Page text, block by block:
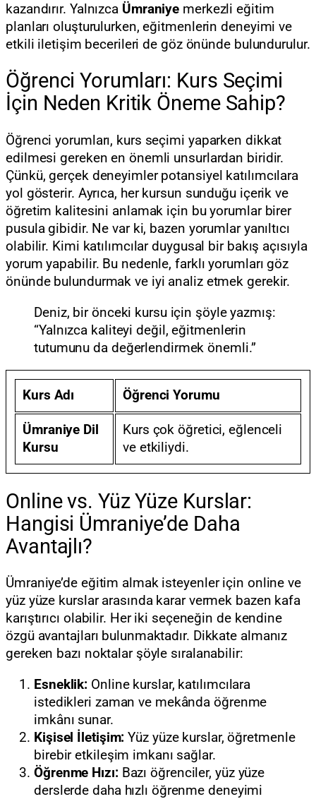
kazandırır. Yalnızca Ümraniye merkezli eğitim
planları oluşturulurken, eğitmenlerin deneyimi ve
etkili iletişim becerileri de göz önünde bulundurulur.
Öğrenci Yorumları: Kurs Seçimi
İçin Neden Kritik Öneme Sahip?
Öğrenci yorumları, kurs seçimi yaparken dikkat
edilmesi gereken en önemli unsurlardan biridir.
Çünkü, gerçek deneyimler potansiyel katılımcılara
yol gösterir. Ayrıca, her kursun sunduğu içerik ve
öğretim kalitesini anlamak için bu yorumlar birer
pusula gibidir. Ne var ki, bazen yorumlar yanıltıcı
olabilir. Kimi katılımcılar duygusal bir bakış açısıyla
yorum yapabilir. Bu nedenle, farklı yorumları göz
önünde bulundurmak ve iyi analiz etmek gerekir.
Deniz, bir önceki kursu için şöyle yazmış:
“Yalnızca kaliteyi değil, eğitmenlerin
tutumunu da değerlendirmek önemli.”
Kurs Adı Öğrenci Yorumu
Ümraniye Dil
Kursu
Kurs çok öğretici, eğlenceli
ve etkiliydi.
Online vs. Yüz Yüze Kurslar:
Hangisi Ümraniye’de Daha
Avantajlı?
Ümraniye’de eğitim almak isteyenler için online ve
yüz yüze kurslar arasında karar vermek bazen kafa
karıştırıcı olabilir. Her iki seçeneğin de kendine
özgü avantajları bulunmaktadır. Dikkate almanız
gereken bazı noktalar şöyle sıralanabilir:
Esneklik: Online kurslar, katılımcılara
istedikleri zaman ve mekânda öğrenme
imkânı sunar.
Kişisel İletişim: Yüz yüze kurslar, öğretmenle
birebir etkileşim imkanı sağlar.
Öğrenme Hızı:Bazı öğrenciler, yüz yüze
derslerde daha hızlı öğrenme deneyimi